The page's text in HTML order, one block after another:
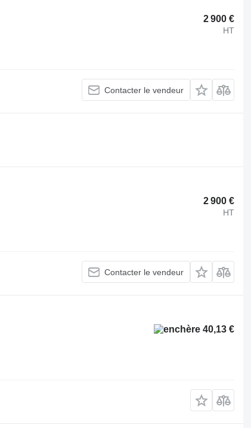
2 900 €
HT
Contacter le vendeur
2 900 €
HT
Contacter le vendeur
40,13 €